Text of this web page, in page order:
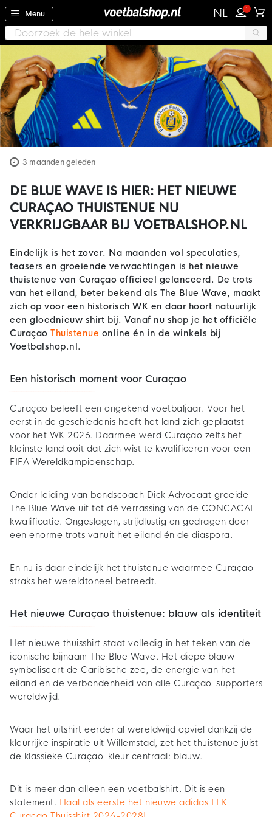
Menu NL 1
3 maanden geleden
DE BLUE WAVE IS HIER: HET NIEUWE
CURAÇAO THUISTENUE NU
VERKRIJGBAAR BIJ VOETBALSHOP.NL
Eindelijk is het zover. Na maanden vol speculaties,
teasers en groeiende verwachtingen is het nieuwe
thuistenue van Curaçao officieel gelanceerd. De trots
van het eiland, beter bekend als The Blue Wave, maakt
zich op voor een historisch WK en daar hoort natuurlijk
een gloednieuw shirt bij. Vanaf nu shop je het officiële
Curaçao Thuistenue online én in de winkels bij
Voetbalshop.nl.
Een historisch moment voor Curaçao
Curaçao beleeft een ongekend voetbaljaar. Voor het
eerst in de geschiedenis heeft het land zich geplaatst
voor het WK 2026. Daarmee werd Curaçao zelfs het
kleinste land ooit dat zich wist te kwalificeren voor een
FIFA Wereldkampioenschap.
Onder leiding van bondscoach Dick Advocaat groeide
The Blue Wave uit tot dé verrassing van de CONCACAF-
kwalificatie. Ongeslagen, strijdlustig en gedragen door
een enorme trots vanuit het eiland én de diaspora.
En nu is daar eindelijk het thuistenue waarmee Curaçao
straks het wereldtoneel betreedt.
Het nieuwe Curaçao thuistenue: blauw als identiteit
Het nieuwe thuisshirt staat volledig in het teken van de
iconische bijnaam The Blue Wave. Het diepe blauw
symboliseert de Caribische zee, de energie van het
eiland en de verbondenheid van alle Curaçao-supporters
wereldwijd.
Waar het uitshirt eerder al wereldwijd opviel dankzij de
kleurrijke inspiratie uit Willemstad, zet het thuistenue juist
de klassieke Curaçao-kleur centraal: blauw.
Dit is meer dan alleen een voetbalshirt. Dit is een
statement. Haal als eerste het nieuwe adidas FFK